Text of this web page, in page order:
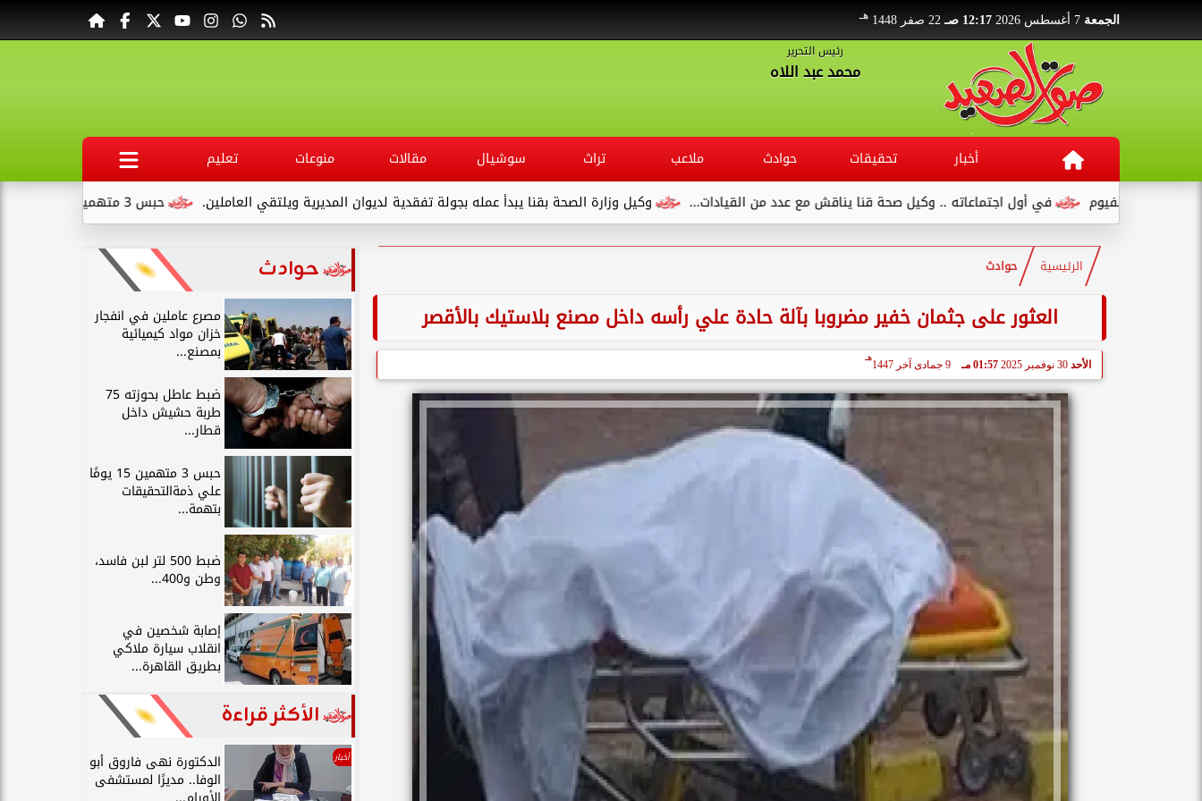
الجمعة 12:17 صـ 22 صفر 1448 هـ
رئيس التحرير
محمد عبد اللاه
أخبار تحقيقات حوادث ملاعب تراث سوشيال مقالات منوعات
تعليم
حبس 3 متهمين 15 يومًا علي ذمةالتحقيقات بتهمة التنقيب عن الآثار داخل...
وكيل وزارة الصحة بقنا يبدأ عمله بجولة تفقدية لديوان المديرية ويلتقي العاملين. في أول اجتماعاته .. وكيل صحة قنا يناقش مع عدد من القيادات...
الرئيسية حوادث
العثور على جثمان خفير مضروبا بآلة حادة علي رأسه داخل مصنع بلاستيك بالأقصر
الأحد 30 نوفمبر 2025 01:57 مـ 9 جمادى آخر 1447
هـ
حوادث
مصرع عاملين في انفجار
خزان مواد كيميائية
بمصنع...
ضبط عاطل بحوزته 75
طربة حشيش داخل
قطار...
حبس 3 متهمين 15 يومًا
علي ذمةالتحقيقات
بتهمة...
ضبط 500 لتر لبن فاسد،
وطن و400...
إصابة شخصين في
انقلاب سيارة ملاكي
بطريق القاهرة...
الأكثر قراءة
أخبار الدكتورة نهى فاروق أبو
الوفا.. مديرًا لمستشفى